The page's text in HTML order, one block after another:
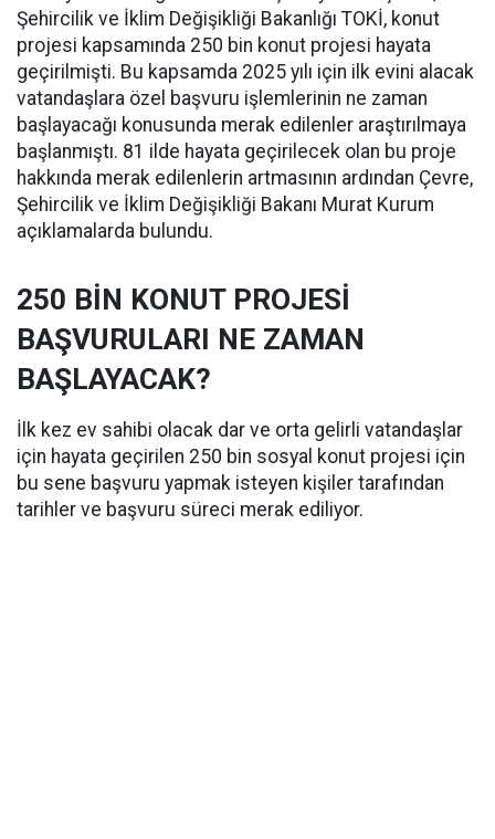
Şehircilik ve İklim Değişikliği Bakanlığı TOKİ, konut
projesi kapsamında 250 bin konut projesi hayata
geçirilmişti. Bu kapsamda 2025 yılı için ilk evini alacak
vatandaşlara özel başvuru işlemlerinin ne zaman
başlayacağı konusunda merak edilenler araştırılmaya
başlanmıştı. 81 ilde hayata geçirilecek olan bu proje
hakkında merak edilenlerin artmasının ardından Çevre,
Şehircilik ve İklim Değişikliği Bakanı Murat Kurum
açıklamalarda bulundu.
250 BİN KONUT PROJESİ
BAŞVURULARI NE ZAMAN
BAŞLAYACAK?
İlk kez ev sahibi olacak dar ve orta gelirli vatandaşlar
için hayata geçirilen 250 bin sosyal konut projesi için
bu sene başvuru yapmak isteyen kişiler tarafından
tarihler ve başvuru süreci merak ediliyor.